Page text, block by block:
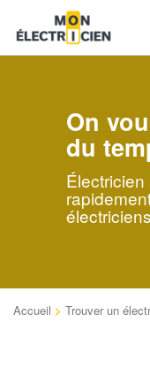
On
du
Accueil > Trouver un